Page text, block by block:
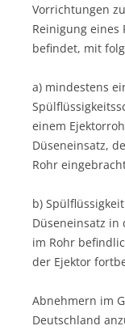
Vorrichtungen
Reinigung eines
befindet, mit
a) mindestens
einem
Düseneinsatz,
Rohr
b)
Düseneinsatz in
im Rohr
der Ejektor
Abnehmern im
Deutschland